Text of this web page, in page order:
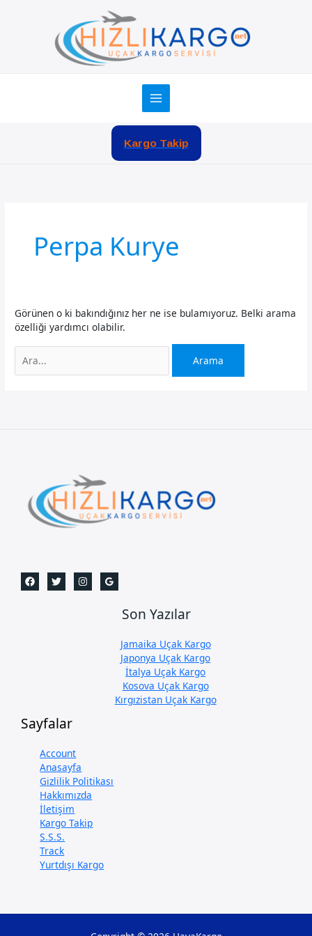
Kargo Takip
Perpa Kurye
Görünen o ki bakındığınız her ne ise bulamıyoruz. Belki arama
özelliği yardımcı olabilir.
for:
Son Yazılar
Jamaika Uçak Kargo
Japonya Uçak Kargo
İtalya Uçak Kargo
Kosova Uçak Kargo
Kırgızistan Uçak Kargo
Sayfalar
Account
Anasayfa
Gizlilik Politikası
Hakkımızda
İletişim
Kargo Takip
S.S.S.
Track
Yurtdışı Kargo